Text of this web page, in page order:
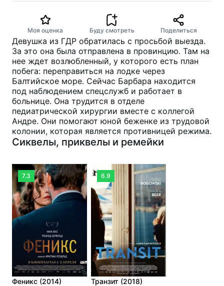
Моя оценка Буду смотреть Поделиться
Девушка из ГДР обратилась с просьбой выезда.
За это она была отправлена в провинцию. Там на
нее ждет возлюбленный, у которого есть план
побега: переправиться на лодке через
Балтийское море. Сейчас Барбара находится
под наблюдением спецслужб и работает в
больнице. Она трудится в отделе
педиатрической хирургии вместе с коллегой
Андре. Они помогают юной беженке из трудовой
колонии, которая является противницей режима.
Сиквелы, приквелы и ремейки
7.3
Феникс (2014)
6.9
Транзит (2018)